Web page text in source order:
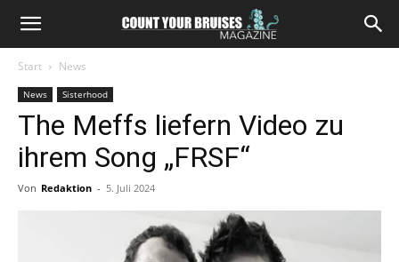
Start News
News Sisterhood
The Meffs liefern Video zu
ihrem Song „FRSF“
Von Redaktion - 5. Juli 2024